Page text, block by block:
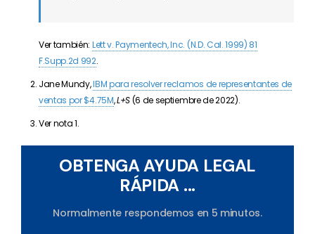
Ver también: Lett v. Paymentech, Inc. (N.D. Cal. 1999) 81
F.Supp.2d 992.
Jane Mundy,IBM para resolver reclamos de representantes de
ventas por $4.75M,L+S(6 de septiembre de 2022).
Ver nota 1.
OBTENGA AYUDA LEGAL
RÁPIDA ...
Normalmente respondemos en 5 minutos.